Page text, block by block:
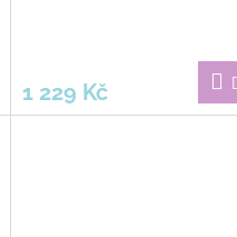
1 229 Kč